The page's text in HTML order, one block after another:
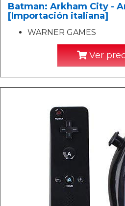
Batman: Arkham City -
[Importación italiana]
WARNER GAMES
Ver